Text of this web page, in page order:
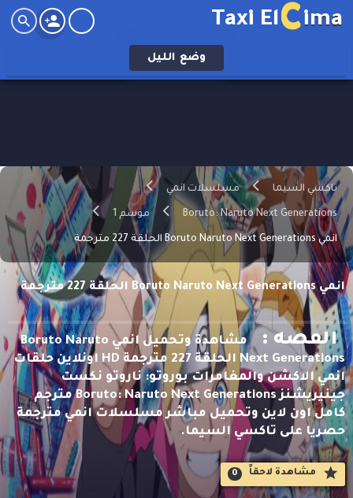
Taxi ElCima
وضع الليل
تاكسي السيما مسلسلات انمي
Boruto: Naruto Next Generations موسم 1
انمي Boruto Naruto Next Generations الحلقة 227 مترجمة
انمي Boruto Naruto Next Generations الحلقة 227 مترجمة
القصه :
مشاهدة وتحميل انمي Boruto Naruto
Next Generations الحلقة 227 مترجمة HD اونلاين حلقات
انمي الاكشن والمغامرات بوروتو: ناروتو نكست
جينيريشنز Boruto: Naruto Next Generations مترجم
كامل اون لاين وتحميل مباشر مسلسلات انمي مترجمة
حصريا على تاكسي السيما.
مشاهدة لاحقاََ 0